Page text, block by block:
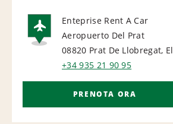
AIRPORT
Enteprise Rent A Car
Aeropuerto Del Prat
08820 Prat De Llobregat, El
+34 935 21 90 95
PRENOTA ORA